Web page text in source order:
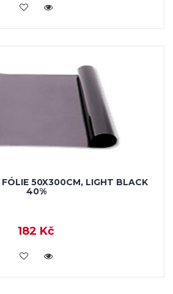
DO KOŠÍKU
FÓLIE 50X300CM, LIGHT BLACK
40%
182 Kč
DO KOŠÍKU